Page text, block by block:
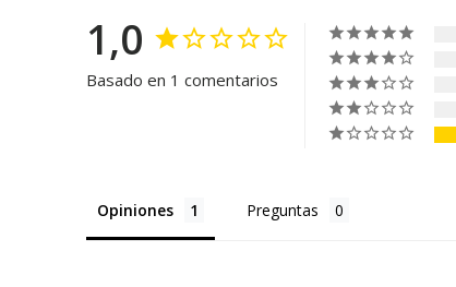
1,0
Basado en 1 comentarios
Opiniones Preguntas